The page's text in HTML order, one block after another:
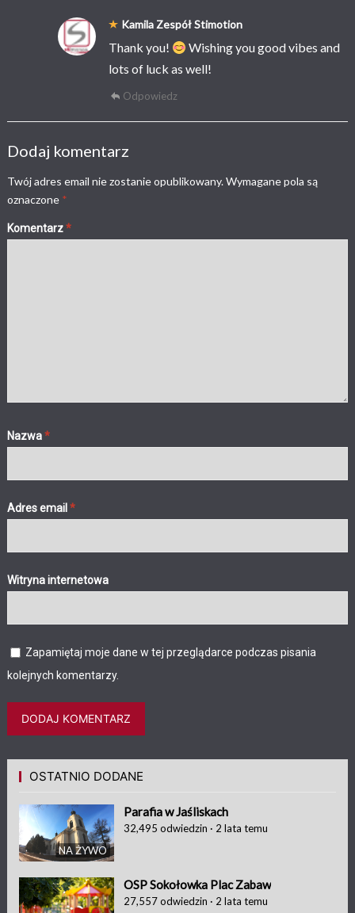
Kamila Zespół Stimotion
Thank you!
Wishing you good vibes and
lots of luck as well!
Odpowiedz
Dodaj komentarz
Twój adres email nie zostanie opublikowany.Wymagane pola są
oznaczone *
Komentarz*
Nazwa*
Adres email *
Witryna internetowa
Zapamiętaj moje dane w tej przeglądarce podczas pisania
kolejnych komentarzy.
OSTATNIO DODANE
NA ŻYWO
Parafia w Jaśliskach
32,495 odwiedzin · 2 lata temu
OSP Sokołowka Plac Zabaw
27,557odwiedzin · 2 lata temu